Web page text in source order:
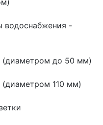
водоснабжения -
(диаметром до 50 мм)
(диаметром 110 мм)